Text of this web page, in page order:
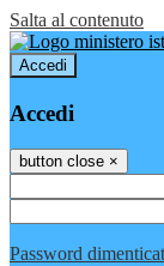
Salta al contenuto
Accedi
Accedi
button close ×
Password